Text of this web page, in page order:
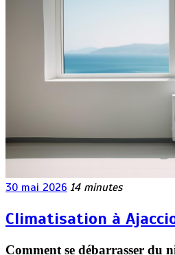
30 mai 2026 14 minutes
Climatisation à
Comment se débarrasser du